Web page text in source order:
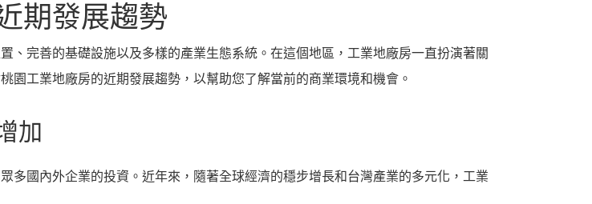
期發展趨勢
、完善的基礎設施以及多樣的產業生態系統。在這個地區，工業地廠房一直扮演著關
園工業地廠房的近期發展趨勢，以幫助您了解當前的商業環境和機會。
加
多國內外企業的投資。近年來，隨著全球經濟的穩步增長和台灣產業的多元化，工業